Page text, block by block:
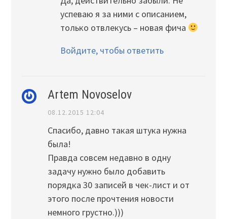
успеваю я за ними с описанием,
только отвлекусь – новая фича
Войдите, чтобы ответить
Artem Novoselov
08.12.2015 12:04
Спасибо, давно такая штука нужна
была!
Правда совсем недавно в одну
задачу нужно было добавить
порядка 30 записей в чек-лист и от
этого после прочтения новости
немного грустно.)))